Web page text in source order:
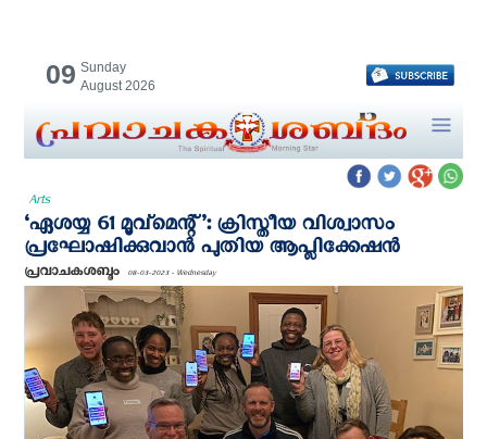
09 Sunday
August 2026
Arts
‘ഏശയ്യ 61 മൂവ്മെന്റ്’: ക്രിസ്തീയ വിശ്വാസം
പ്രഘോഷിക്കുവാന്‍ പുതിയ ആപ്ലിക്കേഷന്‍
പ്രവാചകശബ്ദം 08-03-2023 - Wednesday